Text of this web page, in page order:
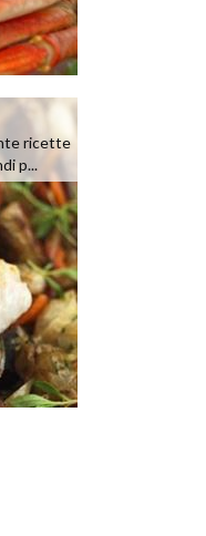
ricette
p...